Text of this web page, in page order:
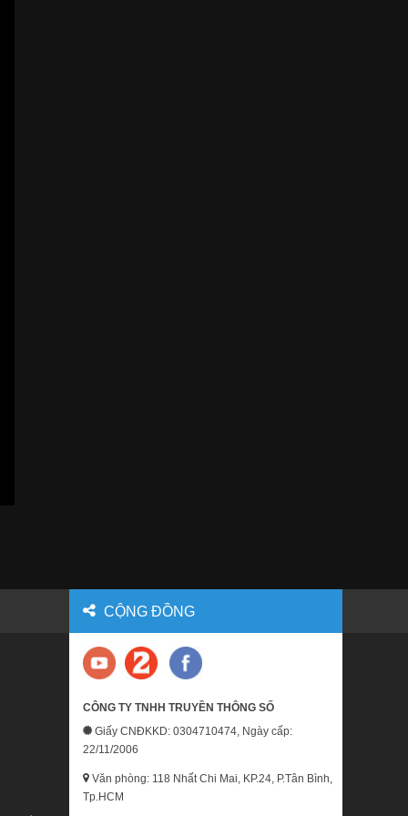
CỘNG ĐỒNG
CÔNG TY TNHH TRUYỀN THÔNG SỐ
Giấy CNĐKKD: 0304710474, Ngày cấp:
22/11/2006
Văn phòng: 118 Nhất Chi Mai, KP.24, P.Tân Bình,
Tp.HCM